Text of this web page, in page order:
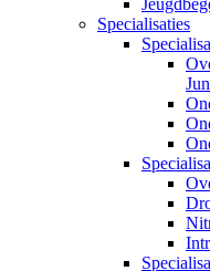
Specialisaties